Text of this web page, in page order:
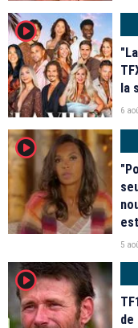
player2
la
6
player2
5
player2
de